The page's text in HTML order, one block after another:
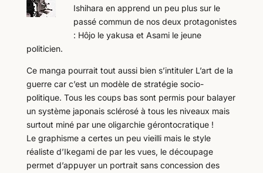
Ishihara en apprend un peu plus sur le
passé commun de nos deux protagonistes
: Hôjo le yakusa et Asami le jeune
politicien.
Ce manga pourrait tout aussi bien s’intituler L’art de la
guerre car c’est un modèle de stratégie socio-
politique. Tous les coups bas sont permis pour balayer
un système japonais sclérosé à tous les niveaux mais
surtout miné par une oligarchie gérontocratique !
Le graphisme a certes un peu vieilli mais le style
réaliste d’Ikegami de par les vues, le découpage
permet d’appuyer un portrait sans concession des